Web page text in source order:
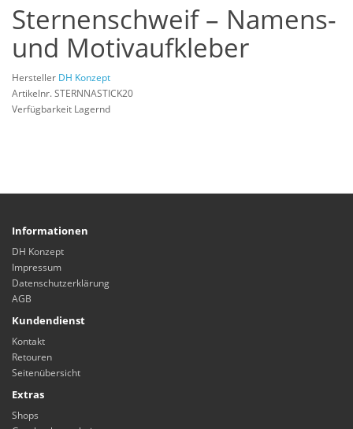
Sternenschweif – Namens-
und Motivaufkleber
Hersteller DH Konzept
Artikelnr. STERNNASTICK20
Verfügbarkeit Lagernd
Informationen
DH Konzept
Impressum
Datenschutzerklärung
AGB
Kundendienst
Kontakt
Retouren
Seitenübersicht
Extras
Shops